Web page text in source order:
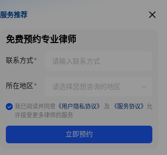
服务推荐
服务推荐
免费预约专业律师
联系方式
所在地区
我已阅读并同意 《用户隐私协议》 及 《服务协议》 允
许接受更多律师的服务
立即预约